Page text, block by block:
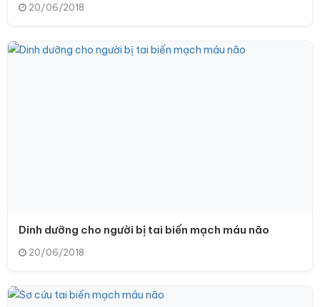
20/06/2018
Dinh dưỡng cho người bị tai biến mạch máu não
20/06/2018